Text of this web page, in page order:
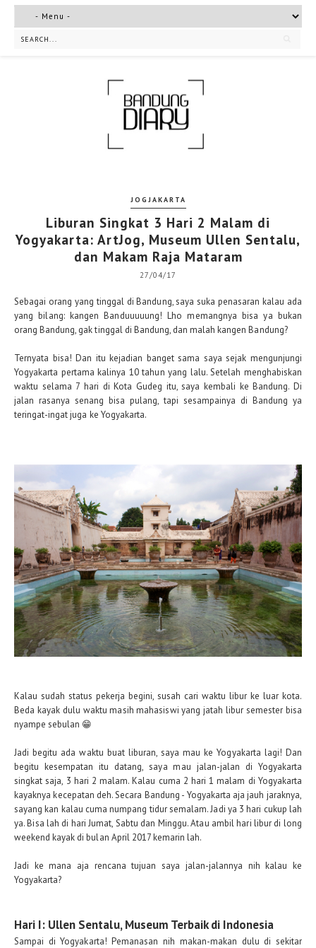
JOGJAKARTA
Liburan Singkat 3 Hari 2 Malam di
Yogyakarta: ArtJog, Museum Ullen Sentalu,
dan Makam Raja Mataram
27/04/17
Sebagai orang yang tinggal di Bandung, saya suka penasaran kalau ada
yang bilang: kangen Banduuuuung!Lho memangnya bisa ya bukan
orang Bandung, gak tinggal di Bandung, dan malah kangen Bandung?
Ternyata bisa! Dan itu kejadian banget sama saya sejak mengunjungi
Yogyakarta pertama kalinya 10 tahun yang lalu. Setelah menghabiskan
waktu selama 7 hari di Kota Gudeg itu, saya kembali ke Bandung. Di
jalan rasanya senang bisa pulang, tapi sesampainya di Bandung ya
teringat-ingat juga ke Yogyakarta.
Kalau sudah status pekerja begini, susah cari waktu libur ke luar kota.
Beda kayak dulu waktu masih mahasiswi yang jatah libur semester bisa
nyampe sebulan 😁
Jadi begitu ada waktu buat liburan, saya mau ke Yogyakarta lagi! Dan
begitu kesempatan itu datang, saya mau jalan-jalan di Yogyakarta
singkat saja, 3 hari 2 malam. Kalau cuma 2 hari 1 malam di Yogyakarta
kayaknya kecepatan deh. Secara Bandung - Yogyakarta aja jauh jaraknya,
sayang kan kalau cuma numpang tidur semalam. Jadi ya 3 hari cukup lah
ya. Bisa lah di hari Jumat, Sabtu dan Minggu. Atau ambil hari libur di long
weekend kayak di bulan April 2017 kemarin lah.
Jadi ke mana aja rencana tujuan saya jalan-jalannya nih kalau ke
Yogyakarta?
Hari I: Ullen Sentalu, Museum Terbaik di Indonesia
Sampai di Yogyakarta! Pemanasan nih makan-makan dulu di sekitar